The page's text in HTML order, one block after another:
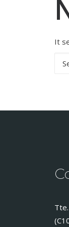
It